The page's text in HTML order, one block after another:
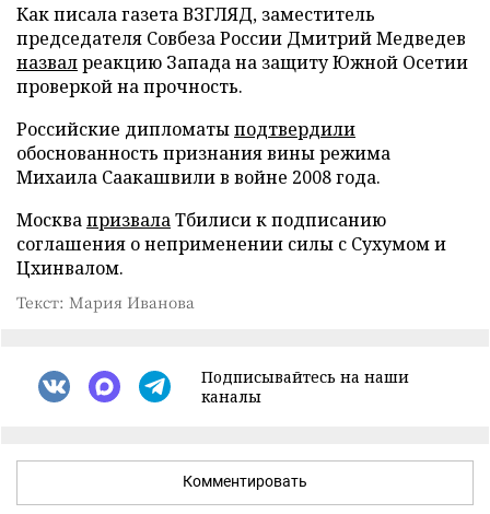
Как писала газета ВЗГЛЯД, заместитель
председателя Совбеза России Дмитрий Медведев
назвалреакцию Запада на защиту Южной Осетии
проверкой на прочность.
Российские дипломатыподтвердили
обоснованность признания вины режима
Михаила Саакашвили в войне 2008 года.
МосквапризвалаТбилиси к подписанию
соглашения о неприменении силы с Сухумом и
Цхинвалом.
Текст: Мария Иванова
Подписывайтесь на наши
каналы
Комментировать